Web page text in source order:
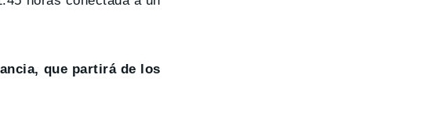
que partirá de los